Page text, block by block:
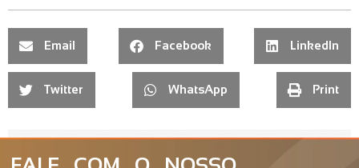
Email Facebook LinkedIn
Twitter WhatsApp Print